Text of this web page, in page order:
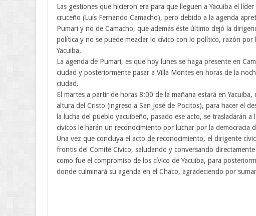
Las gestiones que hicieron era para que lleguen a Yacuiba el
cruceño (Luís Fernando Camacho), pero debido a la agenda
Pumari y no de Camacho, que además éste último dejó la
política y no se puede mezclar lo cívico con lo político, razón por
Yacuiba.
La agenda de Pumari, es que hoy lunes se haga presente en
ciudad y posteriormente pasar a Villa Montes en horas de la
ciudad.
El martes a partir de horas 8:00 de la mañana estará en
altura del Cristo (ingreso a San José de Pocitos), para hacer el
la lucha del pueblo yacuibeño, pasado ese acto, se trasladarán
cívicos le harán un reconocimiento por luchar por la democracia
Una vez que concluya el acto de reconocimiento, el dirigente
frontis del Comité Cívico, saludando y conversando
como fue el compromiso de los cívico de Yacuiba, para
donde culminará su agenda en el Chaco, agradeciendo por